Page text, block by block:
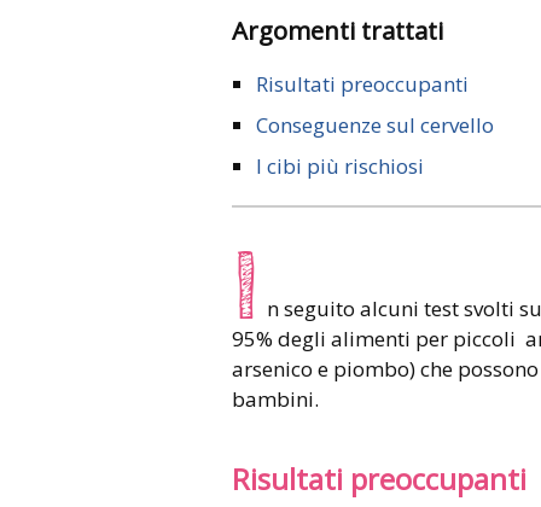
Argomenti trattati
Risultati preoccupanti
Conseguenze sul cervello
I cibi più rischiosi
I n seguito alcuni test svolti
95% degli alimenti per piccoli
arsenico e piombo) che
bambini.
Risultati preoccupanti